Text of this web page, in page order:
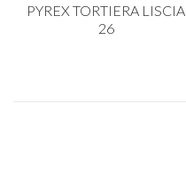
PYREX TORTIERA LISCIA
26